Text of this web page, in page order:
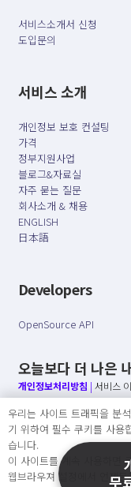
서비스소개서 신청
도입문의
서비스 소개
개인정보 보호 컨설팅
가격
정부지원사업
블로그&자료실
자주 묻는 질문
회사소개 & 채용
ENGLISH
日本語
Developers
OpenSource API
오늘보다 더 나은
개인정보처리방침 | 서비스
○ 개인정보보호 컴플라이언
○ 정보주체의 권리를 보장
○ 기업의 개인정보보호를 위
우리는 사이트 트래픽을 분
기 위하여 필수 쿠키를 사용
습니다.
이 사이트를 계속 사용하면
웹브라우져 설정에서 언제든
무